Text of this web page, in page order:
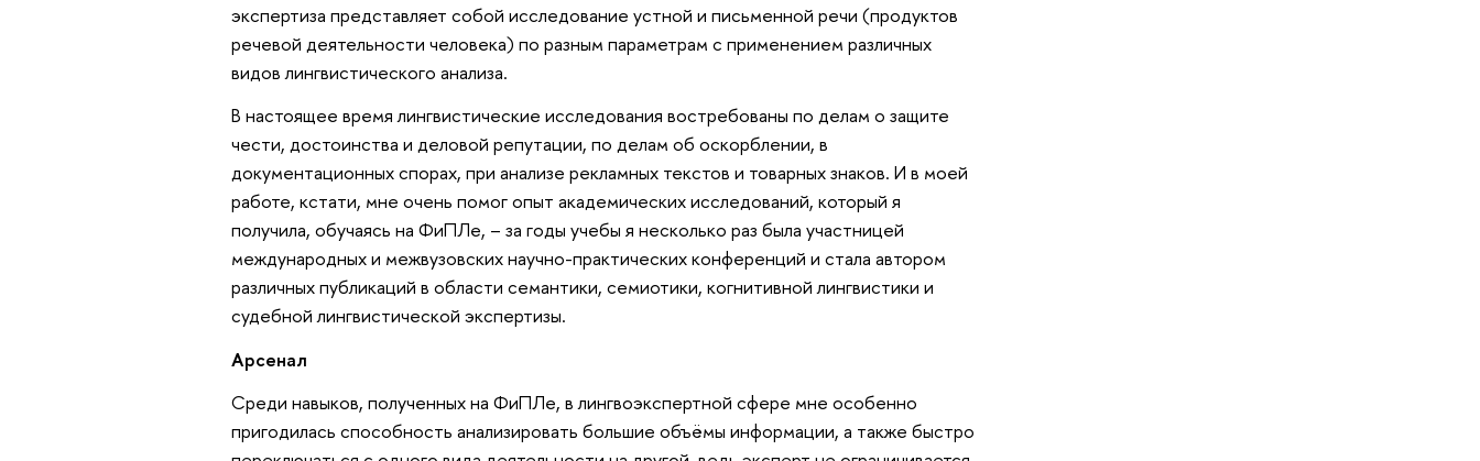
экспертиза представляет собой исследование устной и письменной речи (продуктов
речевой деятельности человека) по разным параметрам с применением различных
видов лингвистического анализа.
В настоящее время лингвистические исследования востребованы по делам о защите
чести, достоинства и деловой репутации, по делам об оскорблении, в
документационных спорах, при анализе рекламных текстов и товарных знаков. И в моей
работе, кстати, мне очень помог опыт академических исследований, который я
получила, обучаясь на ФиПЛе, – за годы учебы я несколько раз была участницей
международных и межвузовских научно-практических конференций и стала автором
различных публикаций в области семантики, семиотики, когнитивной лингвистики и
судебной лингвистической экспертизы.
Арсенал
Среди навыков, полученных на ФиПЛе, в лингвоэкспертной сфере мне особенно
пригодилась способность анализировать большие объёмы информации, а также быстро